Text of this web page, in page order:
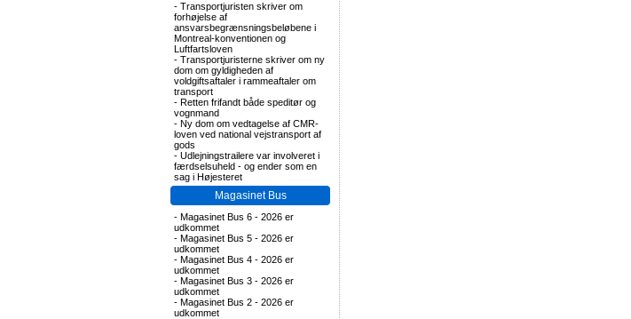
- Transportjuristen skriver om
forhøjelse af
ansvarsbegrænsningsbeløbene i
Montreal-konventionen og
Luftfartsloven
- Transportjuristerne skriver om ny
dom om gyldigheden af
voldgiftsaftaler i rammeaftaler om
transport
- Retten frifandt både speditør og
vognmand
- Ny dom om vedtagelse af CMR-
loven ved national vejstransport af
gods
- Udlejningstrailere var involveret i
færdselsuheld - og ender som en
sag i Højesteret
Magasinet Bus
- Magasinet Bus 6 - 2026 er
udkommet
- Magasinet Bus 5 - 2026 er
udkommet
- Magasinet Bus 4 - 2026 er
udkommet
- Magasinet Bus 3 - 2026 er
udkommet
- Magasinet Bus 2 - 2026 er
udkommet